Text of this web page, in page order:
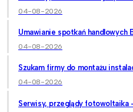
04-08-2026
Umawianie spotkań handlowych
04-08-2026
Szukam firmy do montażu
04-08-2026
Serwisy, przeglądy fotowoltaika